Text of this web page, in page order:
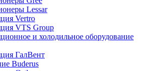
Lessar
Vertro
VTS Group
и холодильное оборудование
ГалВент
Buderus